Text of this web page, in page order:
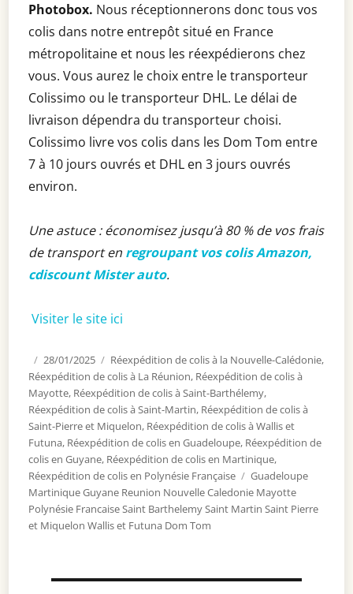
Photobox. Nous réceptionnerons donc tous vos
colis dans notre entrepôt situé en France
métropolitaine et nous les réexpédierons chez
vous. Vous aurez le choix entre le transporteur
Colissimo ou le transporteur DHL. Le délai de
livraison dépendra du transporteur choisi.
Colissimo livre vos colis dans les Dom Tom entre
7 à 10 jours ouvrés et DHL en 3 jours ouvrés
environ.
Une astuce : économisez jusqu’à 80 % de vos frais
de transport en regroupant vos colis Amazon,
cdiscount Mister auto.
Visiter le site ici
Publié
le
28/01/2025 Catégories
Réexpédition de colis à la Nouvelle-Calédonie,
Réexpédition de colis à La Réunion, Réexpédition de colis à
Mayotte, Réexpédition de colis à Saint-Barthélemy,
Réexpédition de colis à Saint-Martin, Réexpédition de colis à
Saint-Pierre et Miquelon, Réexpédition de colis à Wallis et
Futuna, Réexpédition de colis en Guadeloupe, Réexpédition de
colis en Guyane, Réexpédition de colis en Martinique,
Réexpédition de colis en Polynésie Française
Étiquettes
Guadeloupe
Martinique Guyane Reunion Nouvelle Caledonie Mayotte
Polynésie Francaise Saint Barthelemy Saint Martin Saint Pierre
et Miquelon Wallis et Futuna Dom Tom